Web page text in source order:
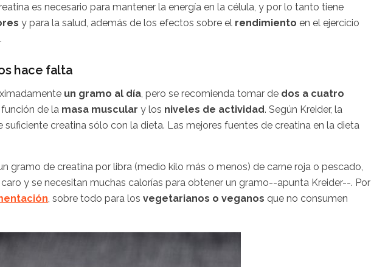
es necesario para mantener la energía en la célula, y por lo tanto tiene
y para la salud, además de los efectos sobre el rendimiento en el ejercicio
hace falta
un gramo al día , pero se recomienda tomar de dos a cuatro
función de la masa muscular y los niveles de actividad. Según Kreider, la
creatina sólo con la dieta. Las mejores fuentes de creatina en la dieta
gramo de creatina por libra (medio kilo más o menos) de carne roja o pescado,
caro y se necesitan muchas calorías para obtener un gramo--apunta Kreider--. Por
, sobre todo para los vegetarianos o veganos que no consumen